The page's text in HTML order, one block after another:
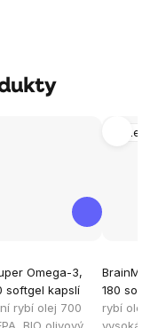
Omega-3,
softgel kapslí
rybí olej 700
Mozek
BrainMax
180
rybí olej,
produktu
je